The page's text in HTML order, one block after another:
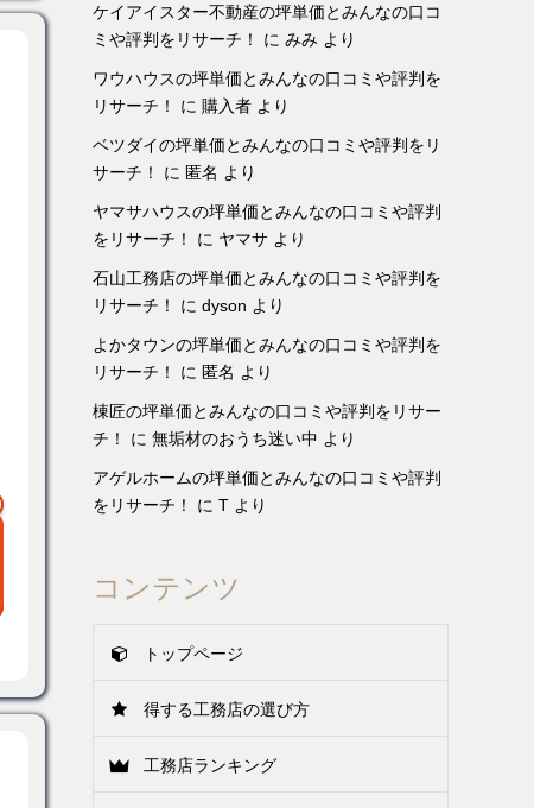
ケイアイスター不動産の坪単価とみんなの口コ
ミや評判をリサーチ！
に みみ より
ワウハウスの坪単価とみんなの口コミや評判を
リサーチ！
に 購入者 より
ベツダイの坪単価とみんなの口コミや評判をリ
サーチ！
に 匿名 より
ヤマサハウスの坪単価とみんなの口コミや評判
をリサーチ！
に ヤマサ より
石山工務店の坪単価とみんなの口コミや評判を
リサーチ！
に dyson より
よかタウンの坪単価とみんなの口コミや評判を
リサーチ！
に 匿名 より
棟匠の坪単価とみんなの口コミや評判をリサー
チ！
に 無垢材のおうち迷い中 より
アゲルホームの坪単価とみんなの口コミや評判
をリサーチ！
に T より
コンテンツ
トップページ
得する工務店の選び方
工務店ランキング